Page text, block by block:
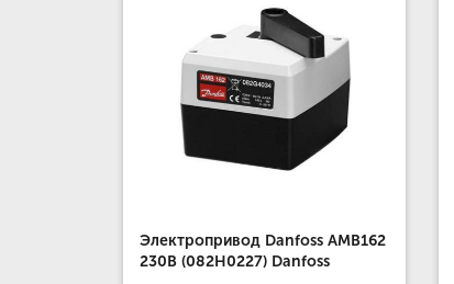
Электропривод Danfoss AMB162
230В (082H0227) Danfoss